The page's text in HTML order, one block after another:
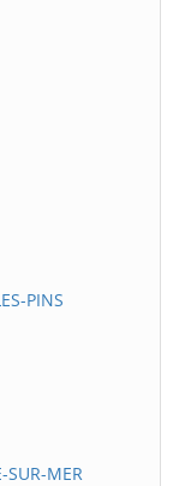
PINS
MER